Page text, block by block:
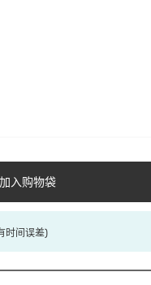
加入购物袋
时间误差)